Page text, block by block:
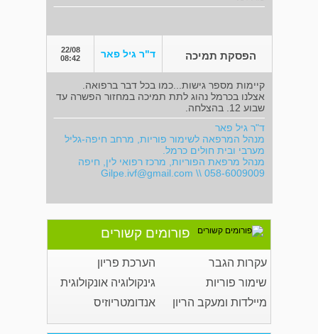
הפסקת תמיכה ד"ר גיל פאר
22/08
08:42
קיימות מספר גישות...כמו בכל דבר ברפואה.
אצלנו בכרמל נהוג לתת תמיכה במחזור הפשרה עד
שבוע 12. בהצלחה.
ד"ר גיל פאר
מנהל המרפאה לשימור פוריות, מרחב חיפה-גליל
מערבי ובית חולים כרמל.
מנהל מרפאת הפוריות, מרכז רפואי לין, חיפה
Gilpe.ivf@gmail.com \\ 058-6009009
פורומים קשורים
עקרות הגבר
הערכת פריון
שימור פוריות
גינקולוגיה אונקולוגית
מיילדות ומעקב הריון
אנדומטריוזיס